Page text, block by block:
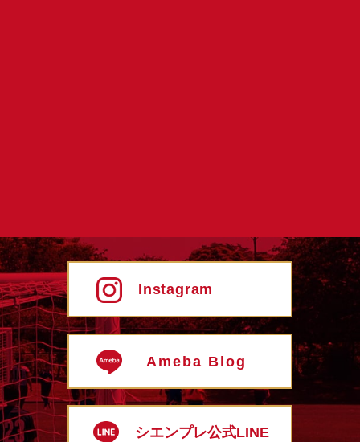
Instagram
Ameba Blog
シエンプレ公式LINE